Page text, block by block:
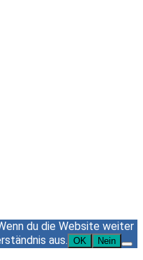
du die Website weiter
aus. OK Nein